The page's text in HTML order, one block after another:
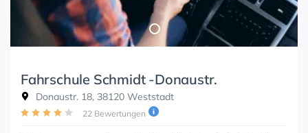
Fahrschule Schmidt -Donaustr.
Donaustr. 18, 38120 Weststadt
22 Bewertungen